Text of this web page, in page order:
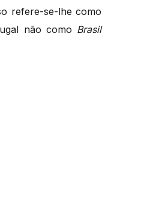
refere-se-lhe como
não como Brasil